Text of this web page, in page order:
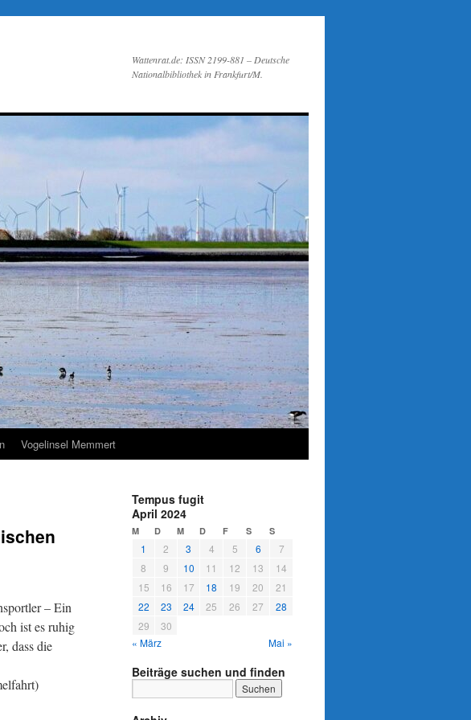
Wattenrat.de: ISSN 2199-881 – Deutsche
Nationalbibliothek in Frankfurt/M.
Vogelinsel Memmert
– Ein
ist es ruhig
dass die
Tempus fugit
April 2024
M D M D F S S
1 2 3 4 5 6
7
8
9 10 11 12 13
14
15
16 17 18 19 20
21
22
23 24 25 26 27
28
29
30
« März
Mai »
Beiträge suchen und finden